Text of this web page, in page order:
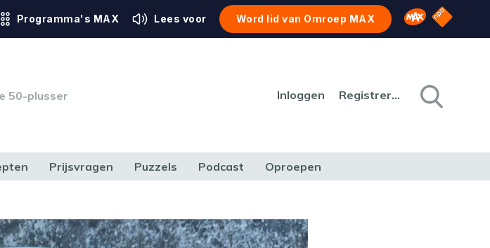
Programma's MAX Lees voor Word lid van Omroep MAX Omroep MAX
NPO
50-plusser Inloggen Registreren
Prijsvragen Puzzels Podcast Oproepen